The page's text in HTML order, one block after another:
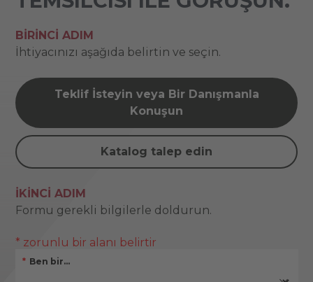
BIRINCI ADIM
İhtiyacınızı aşağıda belirtin ve seçin.
Teklif İsteyin veya Bir Danışmanla
Konuşun
Katalog talep edin
İKINCI ADIM
Formu gerekli bilgilerle doldurun.